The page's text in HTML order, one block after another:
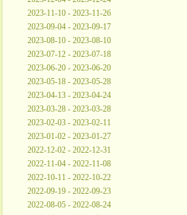
2023-11-10 - 2023-11-26
2023-09-04 - 2023-09-17
2023-08-10 - 2023-08-10
2023-07-12 - 2023-07-18
2023-06-20 - 2023-06-20
2023-05-18 - 2023-05-28
2023-04-13 - 2023-04-24
2023-03-28 - 2023-03-28
2023-02-03 - 2023-02-11
2023-01-02 - 2023-01-27
2022-12-02 - 2022-12-31
2022-11-04 - 2022-11-08
2022-10-11 - 2022-10-22
2022-09-19 - 2022-09-23
2022-08-05 - 2022-08-24